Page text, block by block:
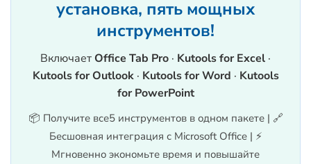
установка, пять мощных
инструментов!
ВключаетOffice Tab Pro · Kutools for Excel ·
Kutools for Outlook· Kutools for Word · Kutools
for PowerPoint
📦 Получите все5 инструментов в одном пакете | 🔗
Бесшовная интеграция с Microsoft Office | ⚡
Мгновенно экономьте время и повышайте